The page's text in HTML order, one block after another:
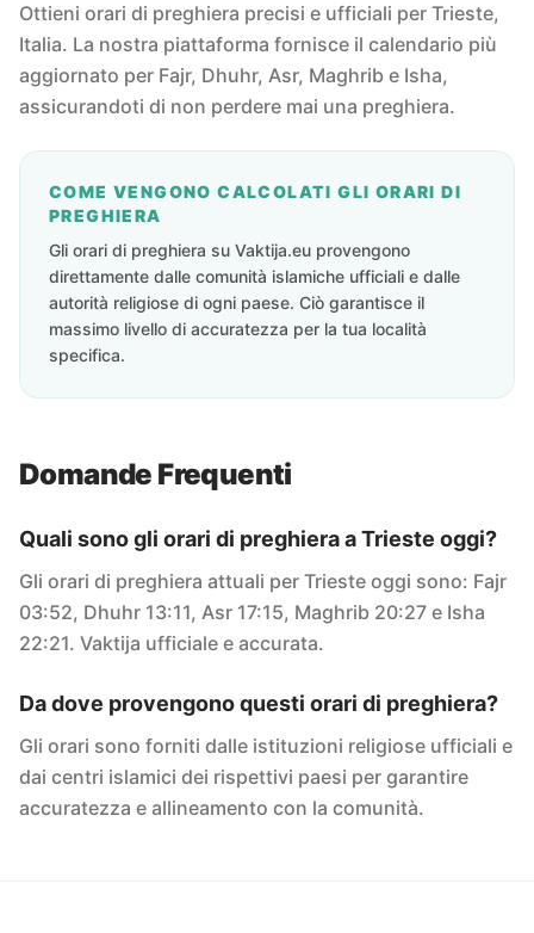
Ottieni orari di preghiera precisi e ufficiali per Trieste,
Italia. La nostra piattaforma fornisce il calendario più
aggiornato per Fajr, Dhuhr, Asr, Maghrib e Isha,
assicurandoti di non perdere mai una preghiera.
COME VENGONO CALCOLATI GLI ORARI DI
PREGHIERA
Gli orari di preghiera su Vaktija.eu provengono
direttamente dalle comunità islamiche ufficiali e dalle
autorità religiose di ogni paese. Ciò garantisce il
massimo livello di accuratezza per la tua località
specifica.
Domande Frequenti
Quali sono gli orari di preghiera a Trieste oggi?
Gli orari di preghiera attuali per Trieste oggi sono: Fajr
03:52, Dhuhr 13:11, Asr 17:15, Maghrib 20:27 e Isha
22:21. Vaktija ufficiale e accurata.
Da dove provengono questi orari di preghiera?
Gli orari sono forniti dalle istituzioni religiose ufficiali e
dai centri islamici dei rispettivi paesi per garantire
accuratezza e allineamento con la comunità.